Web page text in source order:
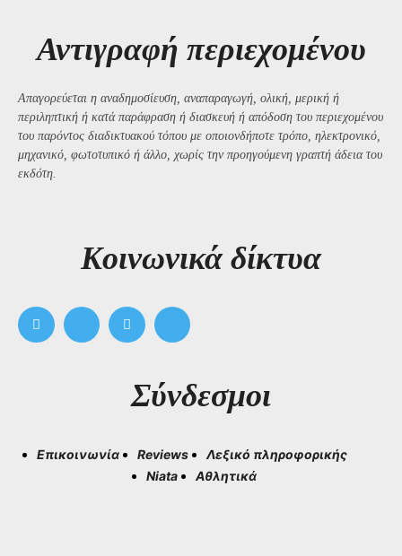
Αντιγραφή περιεχομένου
Απαγορεύεται η αναδημοσίευση, αναπαραγωγή, ολική, μερική ή
περιληπτική ή κατά παράφραση ή διασκευή ή απόδοση του περιεχομένου
του παρόντος διαδικτυακού τόπου με οποιονδήποτε τρόπο, ηλεκτρονικό,
μηχανικό, φωτοτυπικό ή άλλο, χωρίς την προηγούμενη γραπτή άδεια του
εκδότη.
Kοινωνικά δίκτυα
Σύνδεσμοι
Επικοινωνία Reviews
Λεξικό πληροφορικής
Niata
Αθλητικά